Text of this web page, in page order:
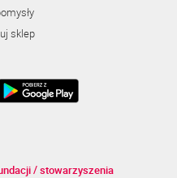
sklep
/ stowarzyszenia